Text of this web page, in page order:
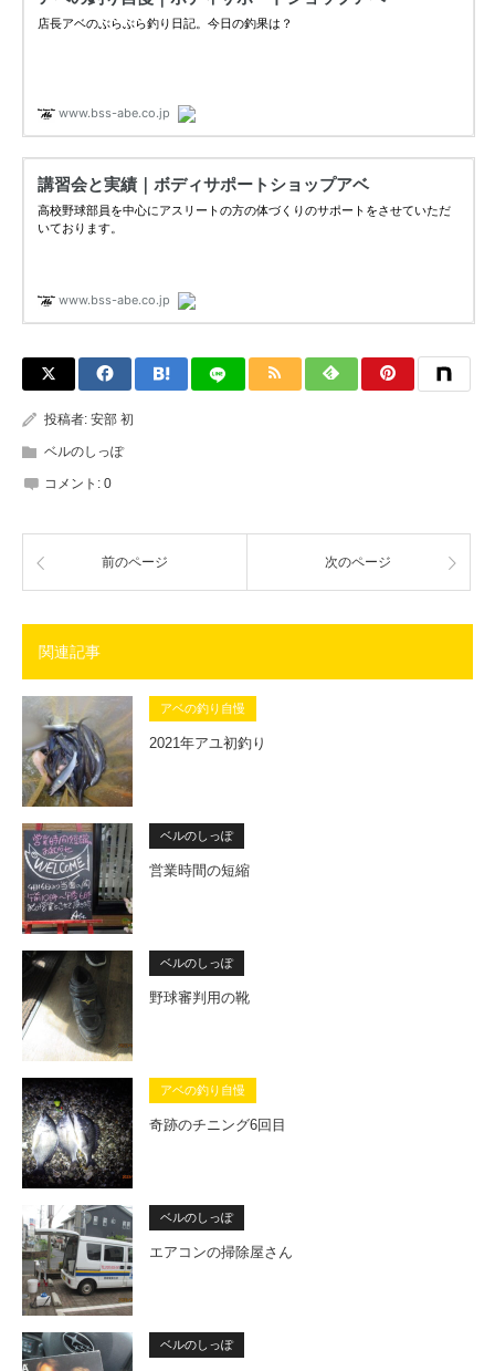
投稿者: 安部 初
ベルのしっぽ
コメント: 0
前のページ 次のページ
関連記事
アベの釣り自慢
2021年アユ初釣り
ベルのしっぽ
営業時間の短縮
ベルのしっぽ
野球審判用の靴
アベの釣り自慢
奇跡のチニング6回目
ベルのしっぽ
エアコンの掃除屋さん
ベルのしっぽ